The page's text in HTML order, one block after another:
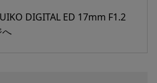
DIGITAL ED 17mm F1.2
へ